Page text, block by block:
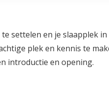
settelen en je slaapplek in
plek en kennis te
introductie en opening.